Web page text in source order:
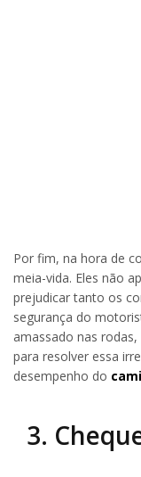
Por fim, na hora de
meia-vida. Eles não
prejudicar tanto os
segurança do
amassado nas
para resolver essa
desempenho do
3.